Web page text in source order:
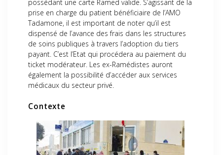
possédant une carte Ramed valide. S’agissant de la
prise en charge du patient bénéficiaire de l’AMO
Tadamone, il est important de noter qu’il est
dispensé de l’avance des frais dans les structures
de soins publiques à travers l’adoption du tiers
payant. C’est l’Etat qui procédera au paiement du
ticket modérateur. Les ex-Ramédistes auront
également la possibilité d’accéder aux services
médicaux du secteur privé.
Contexte